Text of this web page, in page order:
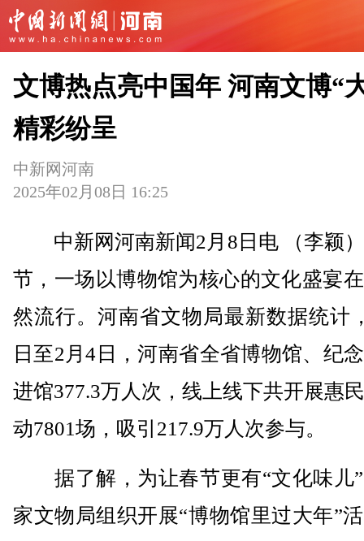
文博热点亮中国年 河南文博“
精彩纷呈
中新网河南
2025年02月08日 16:25
中新网河南新闻2月8日电 （李颖
节，一场以博物馆为核心的文化盛宴
然流行。河南省文物局最新数据统计
日至2月4日，河南省全省博物馆、纪
进馆377.3万人次，线上线下共开展惠
动7801场，吸引217.9万人次参与。
据了解，为让春节更有“文化味儿
家文物局组织开展“博物馆里过大年”